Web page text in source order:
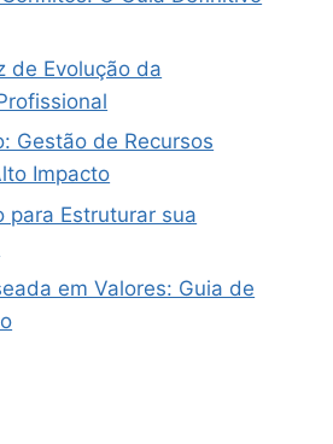
de Evolução da
Gestão de Recursos
Impacto
para Estruturar sua
em Valores: Guia de